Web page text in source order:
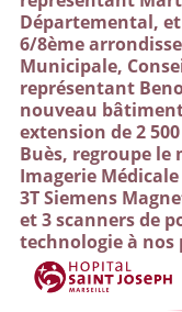
Départemental,
6/8ème
Municipale,
représentant
nouveau
extension de 2
Buès, regroupe
Imagerie
3T Siemens
et 3 scanners de
technologie à nos